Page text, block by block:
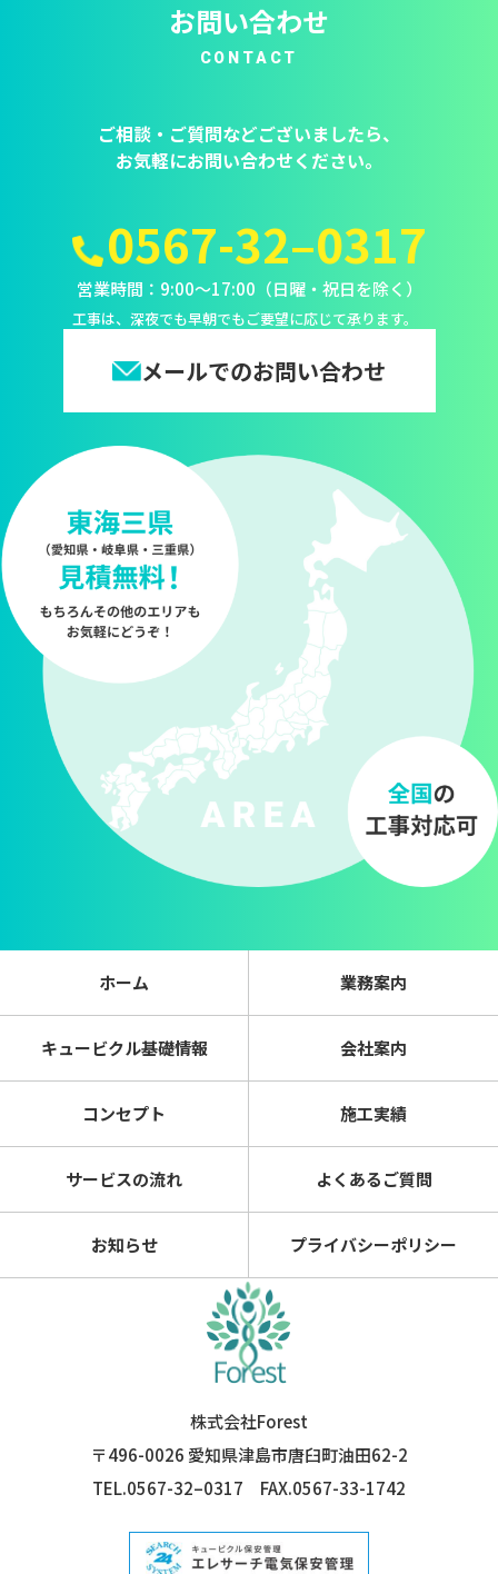
お問い合わせ
CONTACT
ご相談・ご質問などございましたら、
お気軽にお問い合わせください。
0567-32–0317
営業時間：9:00～17:00（日曜・祝日を除く）
工事は、深夜でも早朝でもご要望に応じて承ります。
メールでのお問い合わせ
株式会社Forest
〒496-0026 愛知県津島市唐臼町油田62-2
TEL.0567-32–0317 FAX.0567-33-1742
ホーム 業務案内
キュービクル基礎情報 会社案内
コンセプト 施工実績
サービスの流れ よくあるご質問
お知らせ プライバシーポリシー